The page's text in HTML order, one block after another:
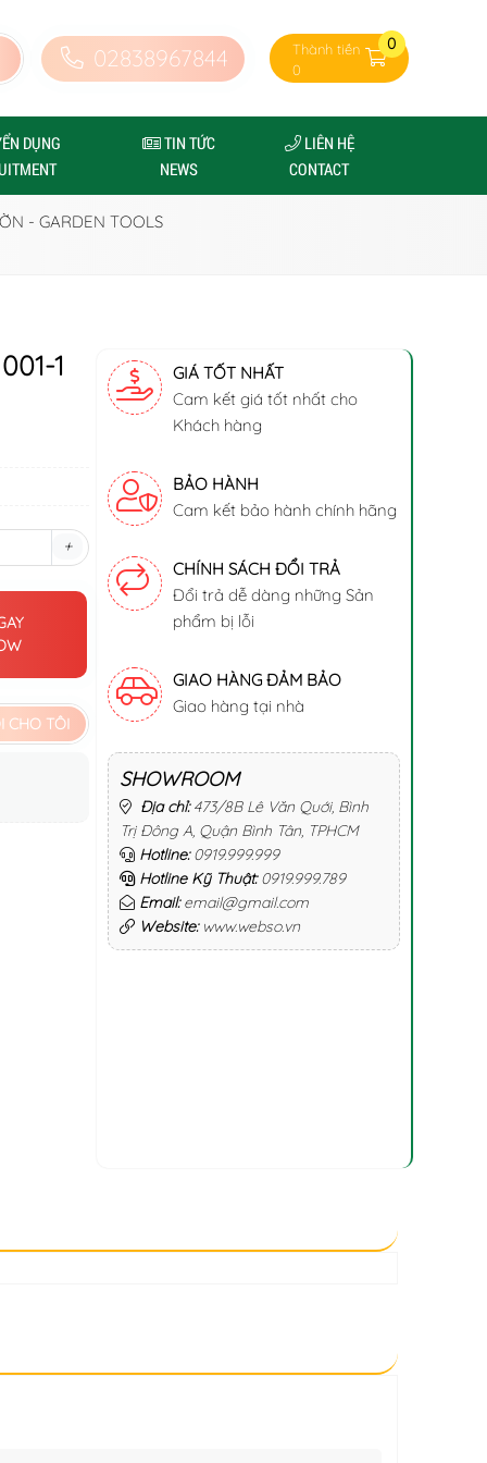
02838967844
Thành tiền
0
0
DỤNG
TIN TỨC
NEWS
LIÊN HỆ
CONTACT
- GARDEN TOOLS
1
+
CHO TÔI
GIÁ TỐT NHẤT
Cam kết giá tốt nhất cho
Khách hàng
BẢO HÀNH
Cam kết bảo hành chính hãng
CHÍNH SÁCH ĐỔI TRẢ
Đổi trả dễ dàng những Sản
phẩm bị lỗi
GIAO HÀNG ĐẢM BẢO
Giao hàng tại nhà
SHOWROOM
Địa chỉ:473/8B Lê Văn Quới, Bình
Trị Đông A, Quận Bình Tân, TPHCM
Hotline:0919.999.999
Hotline Kỹ Thuật:0919.999.789
Email:email@gmail.com
Website:www.webso.vn